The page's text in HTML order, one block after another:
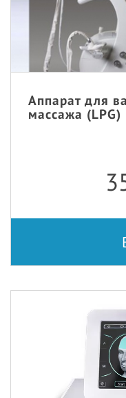
Аппарат для
массажа